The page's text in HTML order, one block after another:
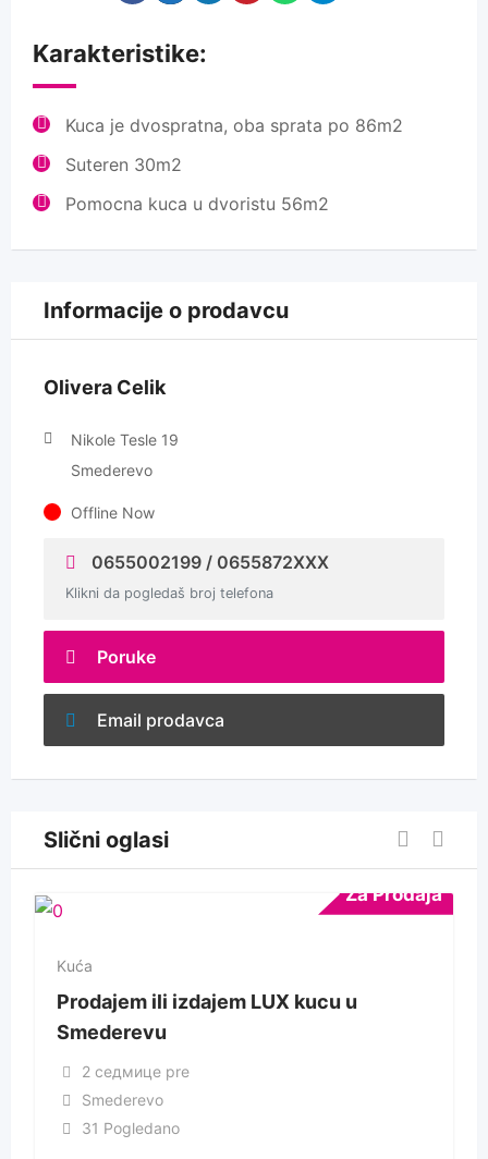
Karakteristike:
Kuca je dvospratna, oba sprata po 86m2
Suteren 30m2
Pomocna kuca u dvoristu 56m2
Informacije o prodavcu
Olivera Celik
Nikole Tesle 19
Smederevo
Offline Now
0655002199 / 0655872XXX
Klikni da pogledaš broj telefona
Poruke
Email prodavca
Slični oglasi
Za Prodaja
Kuća
Prodajem ili izdajem LUX kucu u
Smederevu
2 седмице pre
Smederevo
31 Pogledano